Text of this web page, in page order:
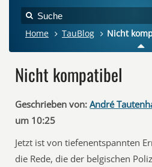
Home TauBlog Nicht
Nicht kompatibel
Geschrieben von: André
um 10:25
Jetzt ist von tiefenentspannten
die Rede, die der belgischen